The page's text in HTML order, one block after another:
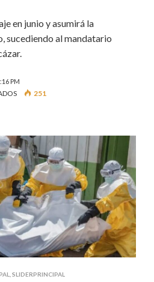
en junio y asumirá la
sucediendo al mandatario
PM
EN
DIPLOMÁTICAS
ENTRE
PERÚ
Y
MÉXICO
251
SLIDERPRINCIPAL